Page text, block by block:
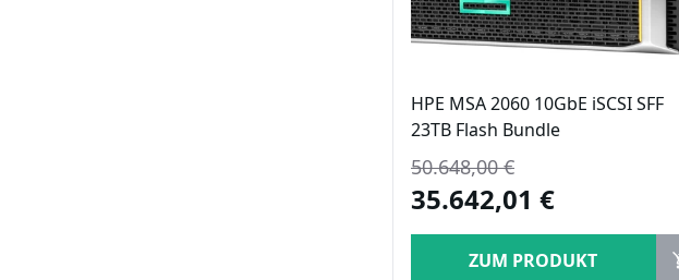
HPE MSA 2060 10GbE iSCSI SFF
23TB Flash Bundle
50.648,00 €
35.642,01 €
ZUM PRODUKT